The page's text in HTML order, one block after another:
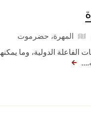
المهرة، حضرموت
الدولية، وما